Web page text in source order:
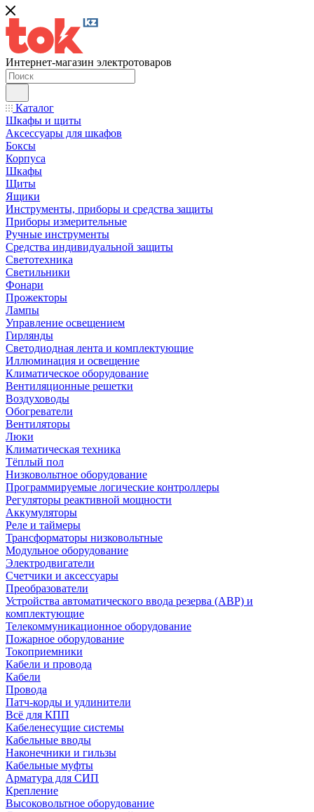
Интернет-магазин электротоваров
Каталог
Шкафы и щиты
Аксессуары для шкафов
Боксы
Корпуса
Шкафы
Щиты
Ящики
Инструменты, приборы и средства защиты
Приборы измерительные
Ручные инструменты
Средства индивидуальной защиты
Светотехника
Светильники
Фонари
Прожекторы
Лампы
Управление освещением
Гирлянды
Светодиодная лента и комплектующие
Иллюминация и освещение
Климатическое оборудование
Вентиляционные решетки
Воздуховоды
Обогреватели
Вентиляторы
Люки
Климатическая техника
Тёплый пол
Низковольтное оборудование
Программируемые логические контроллеры
Регуляторы реактивной мощности
Аккумуляторы
Реле и таймеры
Трансформаторы низковольтные
Модульное оборудование
Электродвигатели
Счетчики и аксессуары
Преобразователи
Устройства автоматического ввода резерва (АВР) и
комплектующие
Телекоммуникационное оборудование
Пожарное оборудование
Токоприемники
Кабели и провода
Кабели
Провода
Патч-корды и удлинители
Всё для КПП
Кабеленесущие системы
Кабельные вводы
Наконечники и гильзы
Кабельные муфты
Арматура для СИП
Крепление
Высоковольтное оборудование